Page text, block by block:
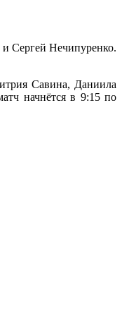
Сергей Нечипуренко.
Савина, Даниила
начнётся в 9:15 по